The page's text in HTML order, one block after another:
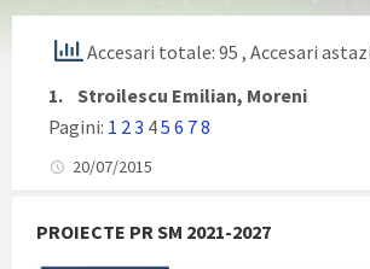
Accesari totale: 95 , Accesari
1. Stroilescu Emilian, Moreni
Pagini: 1 2 3 45 6 78
20/07/2015
PROIECTE PR SM 2021-2027